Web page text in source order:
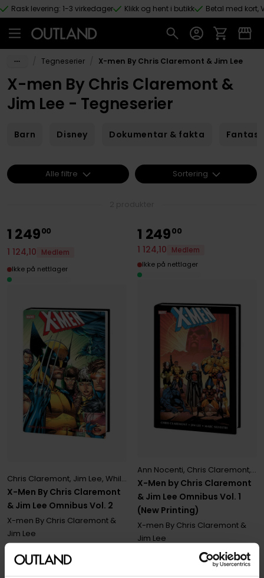
Hopp til hovedinnhold
Rask levering: 1-3 virkedager Klikk og hent i butikk Betal med kort,
Tegneserier X-men By Chris Claremont & Jim Lee
X-men By Chris Claremont &
Jim Lee - Tegneserier
Barn Disney Dokumentar & fakta Fantasy
X-Men By Chris Claremont
& Jim Lee Omnibus Vol. 2
Chris Claremont, Jim Lee, Whilce Portacio
X-men By Chris Claremont &
Jim Lee
1 24900
1 124,10
Medlem
Ikke på nettlager
X-Men by Chris Claremont
& Jim Lee Omnibus Vol. 1
(New Printing)
Ann Nocenti, Chris Claremont,
X-men By Chris Claremont &
Jim Lee
Hardcover · Engelsk
1 24900
1 124,10
Medlem
Ikke på nettlager
Alle filtre Sortering